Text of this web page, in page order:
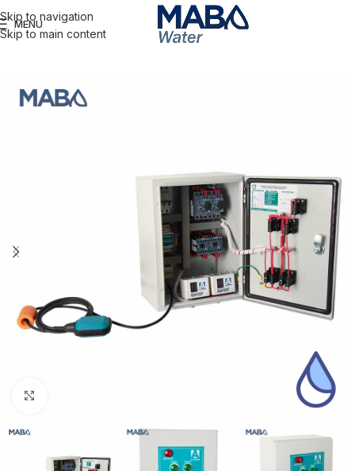
Skip to navigation
Skip to main content
MENU